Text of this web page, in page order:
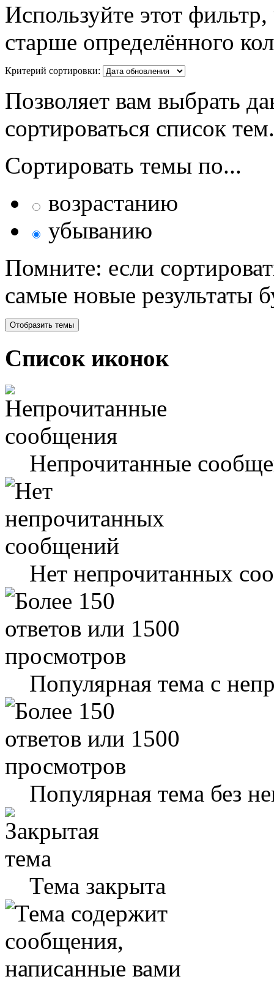
Используйте этот
старше определённого
Критерий сортировки:
Позволяет вам выбрать
сортироваться список тем.
Сортировать темы по...
возрастанию
убыванию
Помните: если
самые новые результаты
Список иконок
Непрочитанные
Нет непрочитанных
Популярная тема с
Популярная тема без
Тема закрыта